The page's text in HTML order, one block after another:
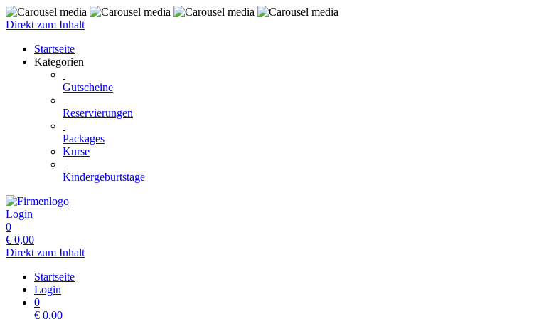
Direkt zum Inhalt
Startseite
Kategorien
Gutscheine
Reservierungen
Packages
Kurse
Kindergeburtstage
Login
0
€ 0,00
Direkt zum Inhalt
Startseite
Login
0
€ 0,00